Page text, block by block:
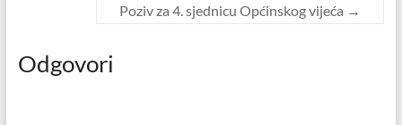
Poziv za 4. sjednicu Općinskog vijeća →
Odgovori